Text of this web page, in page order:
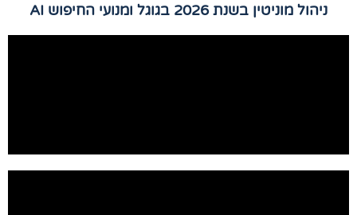
ניהול מוניטין בשנת 2026 בגוגל ומנועי החיפוש AI